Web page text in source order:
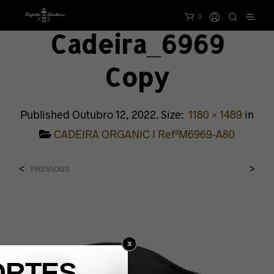
0
Cadeira_6969
Copy
Published Outubro 12, 2022. Size: 1180 × 1489 in
CADEIRA ORGANIC I RefªM6969-A80
< PREVIOUS >